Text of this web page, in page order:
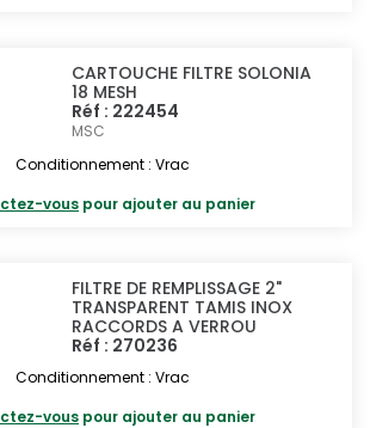
CARTOUCHE FILTRE SOLONIA
18 MESH
Réf : 222454
MSC
Conditionnement : Vrac
vous pour ajouter au panier
FILTRE DE REMPLISSAGE 2"
TRANSPARENT TAMIS INOX
RACCORDS A VERROU
Réf : 270236
Conditionnement : Vrac
vous pour ajouter au panier